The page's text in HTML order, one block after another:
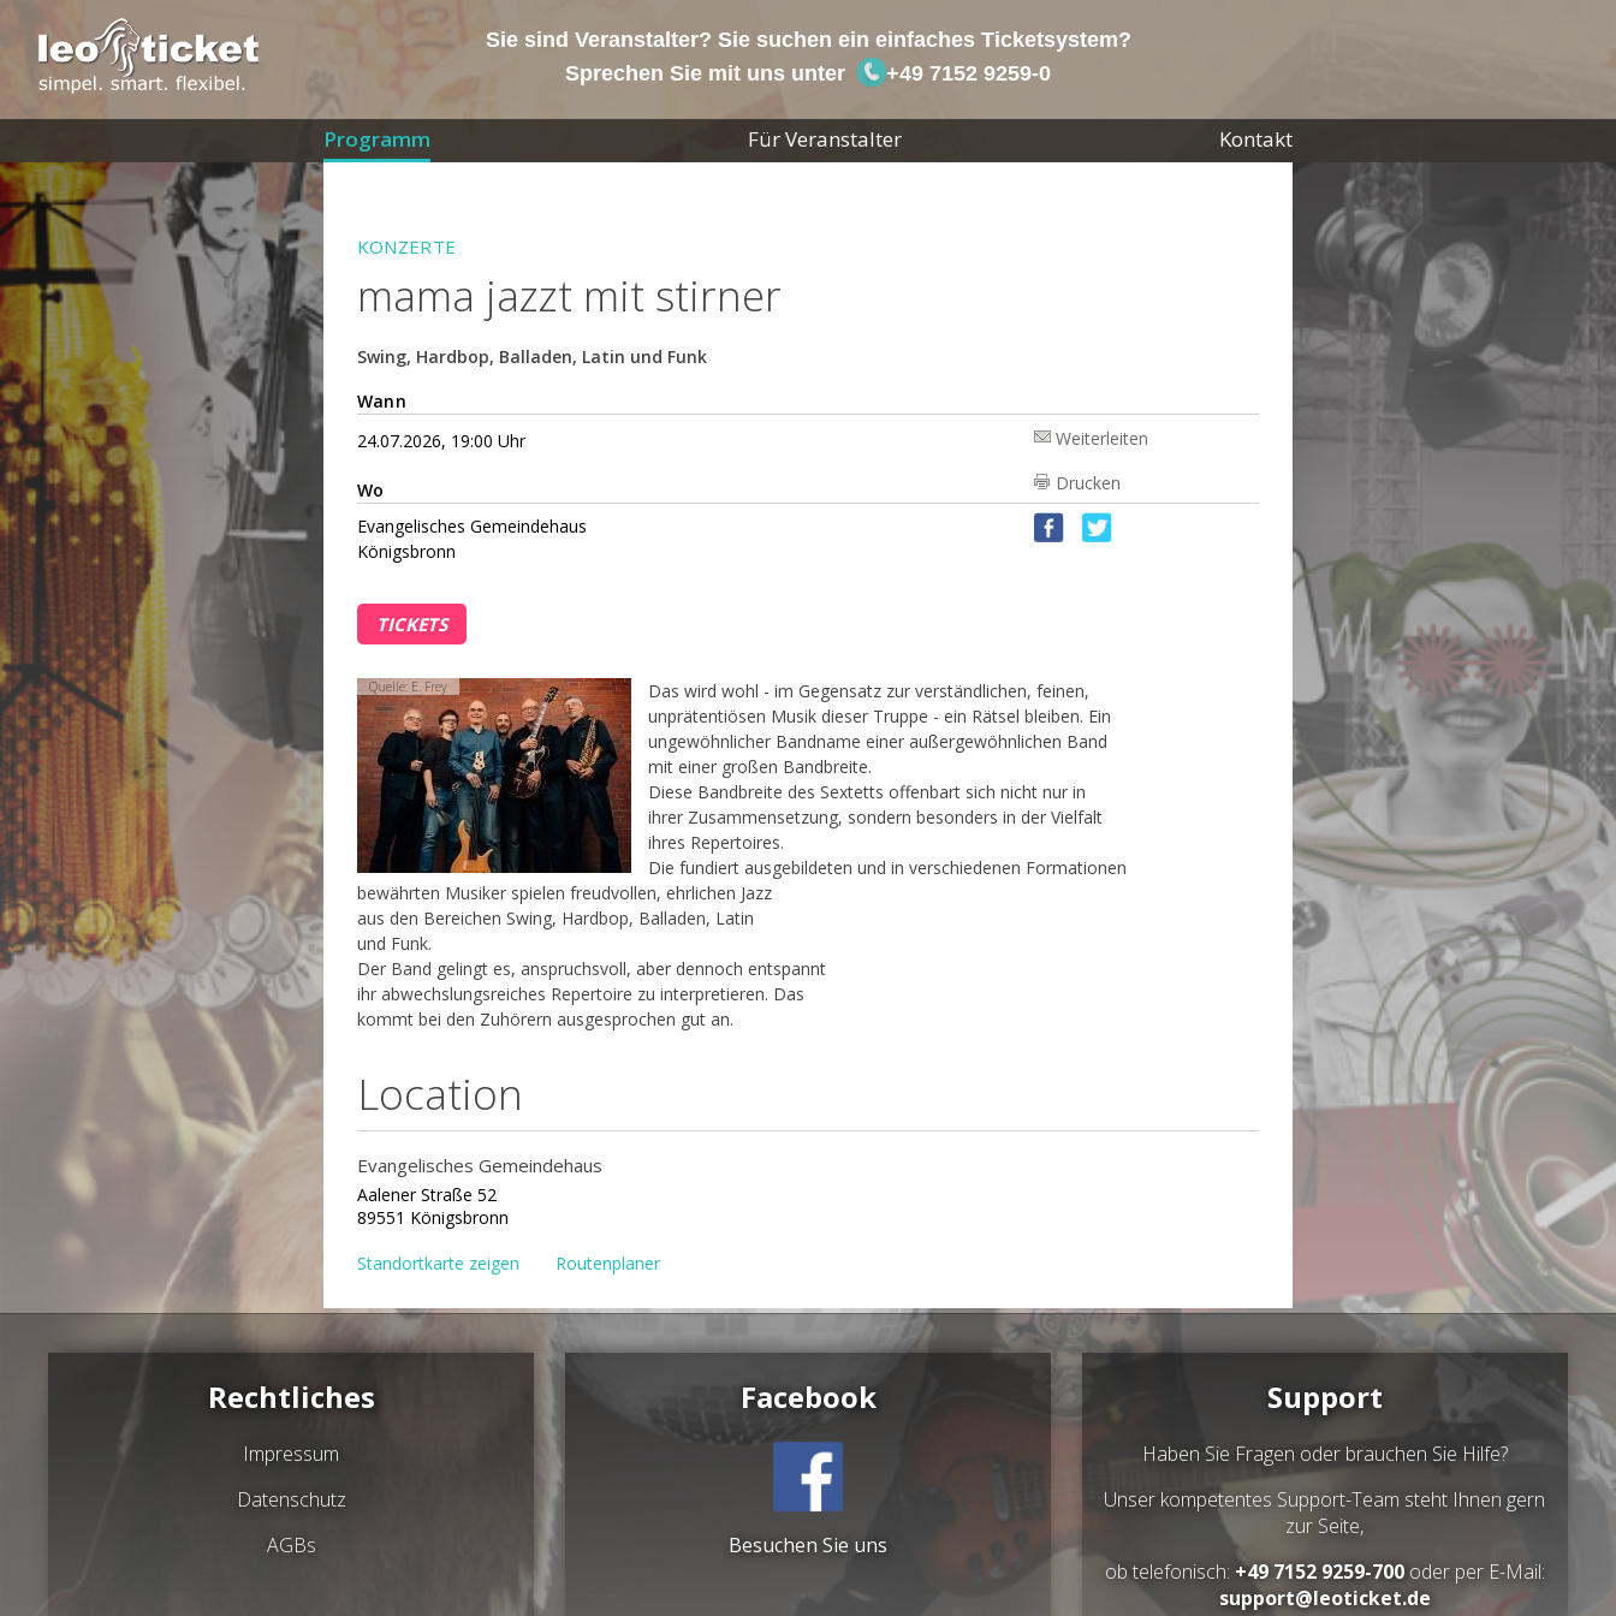
Sie sind Veranstalter? Sie suchen ein einfaches Ticketsystem?
Sprechen Sie mit uns unter
+49 7152 9259-0
Programm Für Veranstalter Kontakt
KONZERTE
mama jazzt mit stirner
Swing, Hardbop, Balladen, Latin und Funk
Wann
24.07.2026, 19:00 Uhr
Weiterleiten
Wo
Drucken
Evangelisches Gemeindehaus
Königsbronn
TICKETS
Quelle: E. Frey
Das wird wohl - im Gegensatz zur verständlichen, feinen,
unprätentiösen Musik dieser Truppe - ein Rätsel bleiben. Ein
ungewöhnlicher Bandname einer außergewöhnlichen Band
mit einer großen Bandbreite.
Diese Bandbreite des Sextetts offenbart sich nicht nur in
ihrer Zusammensetzung, sondern besonders in der Vielfalt
ihres Repertoires.
Die fundiert ausgebildeten und in verschiedenen Formationen
bewährten Musiker spielen freudvollen, ehrlichen Jazz
aus den Bereichen Swing, Hardbop, Balladen, Latin
und Funk.
Der Band gelingt es, anspruchsvoll, aber dennoch entspannt
ihr abwechslungsreiches Repertoire zu interpretieren. Das
kommt bei den Zuhörern ausgesprochen gut an.
Location
Evangelisches Gemeindehaus
Aalener Straße 52
89551 Königsbronn
Standortkarte zeigen Routenplaner
Rechtliches
Impressum
Datenschutz
AGBs
Facebook
Besuchen Sie uns
Support
Haben Sie Fragen oder brauchen Sie Hilfe?
Unser kompetentes Support-Team steht Ihnen gern
zur Seite,
ob telefonisch: +49 7152 9259-700oder per E-Mail:
support@leoticket.de